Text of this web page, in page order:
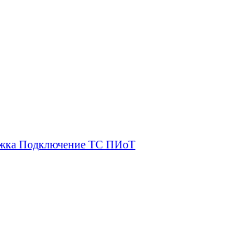
Подключение ТС ПИоТ